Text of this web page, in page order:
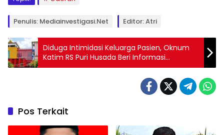
Penulis: Mediainvestigasi.net Editor: Atri
Diduga Intimidasi Keluarga Pasien, Oknum
Katim RS Puri Husada Beri Informasi
Menyesatkan Soal BPJS
Pos Terkait